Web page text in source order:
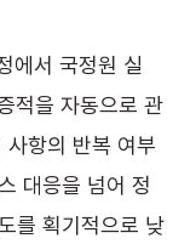
에서 국정원 실
적을 자동으로 관
사항의 반복 여부
대응을 넘어 정
를 획기적으로 낮